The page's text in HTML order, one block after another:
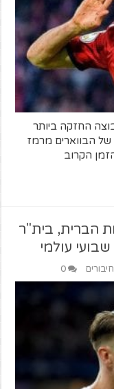
החזקה ביותר
הבווארים מרמז
הקרוב
הברית, בית"ר
עולמי
0